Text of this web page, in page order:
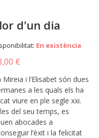
d'un dia
En existència
€
Mireia i l’Elisabet són dues
a les quals els ha
viure en ple segle xxi.
del seu temps, es
abocades a
l’èxit i la felicitat